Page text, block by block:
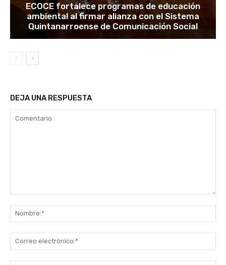
ECOCE fortalece programas de educación
ambiental al firmar alianza con el Sistema
Quintanarroense de Comunicación Social
DEJA UNA RESPUESTA